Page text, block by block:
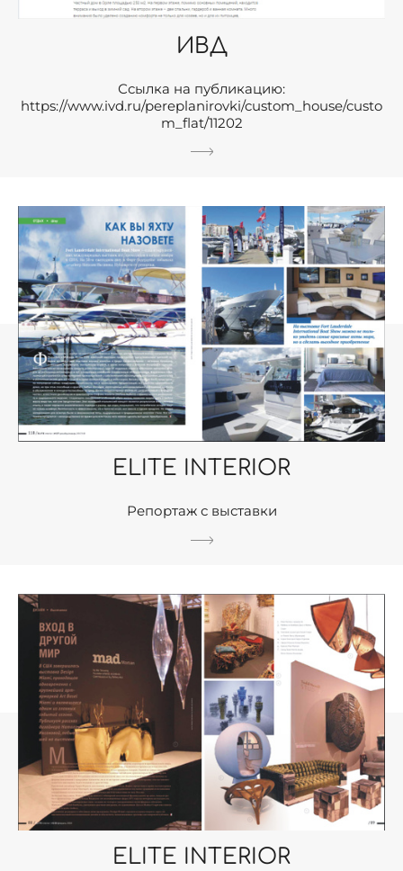
ИВД
Ссылка на публикацию:
https://www.ivd.ru/pereplanirovki/custom_house/custo
m_flat/11202
ELITE INTERIOR
Репортаж с выставки
ELITE INTERIOR